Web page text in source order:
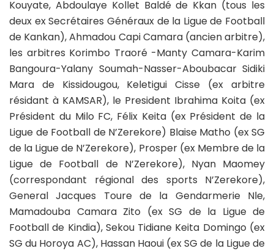
Kouyate, Abdoulaye Kollet Baldé de Kkan (tous les
deux ex Secrétaires Généraux de la Ligue de Football
de Kankan), Ahmadou Capi Camara (ancien arbitre),
les arbitres Korimbo Traoré -Manty Camara-Karim
Bangoura-Yalany Soumah-Nasser-Aboubacar Sidiki
Mara de Kissidougou, Keletigui Cisse (ex arbitre
résidant à KAMSAR), le President Ibrahima Koita (ex
Président du Milo FC, Félix Keita (ex Président de la
Ligue de Football de N’Zerekore) Blaise Matho (ex SG
de la Ligue de N’Zerekore), Prosper (ex Membre de la
Ligue de Football de N’Zerekore), Nyan Maomey
(correspondant régional des sports N’Zerekore),
General Jacques Toure de la Gendarmerie Nle,
Mamadouba Camara Zito (ex SG de la Ligue de
Football de Kindia), Sekou Tidiane Keita Domingo (ex
SG du Horoya AC), Hassan Haoui (ex SG de la Ligue de